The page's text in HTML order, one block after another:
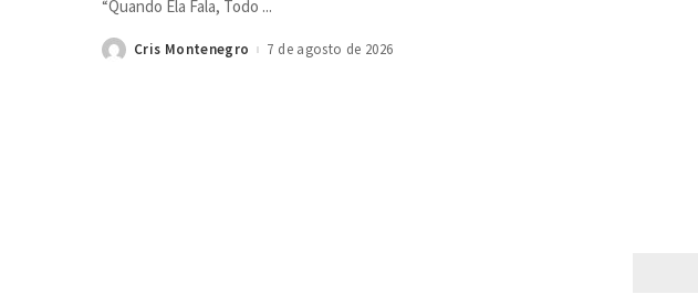
“Quando Ela Fala, Todo ...
PostedCris Montenegro 7 de agosto de 2026